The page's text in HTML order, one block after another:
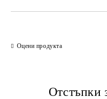
Оцени продукта
Отстъпки